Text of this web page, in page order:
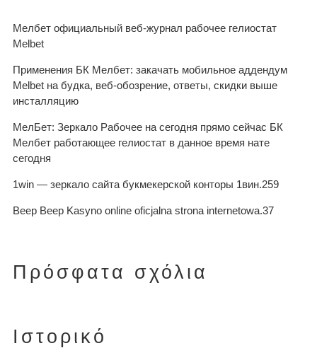
Мелбет официальный веб-журнал рабочее гелиостат
Melbet
Применения БК Мелбет: закачать мобильное аддендум
Melbet на будка, веб-обозрение, ответы, скидки выше
инсталляцию
МелБет: Зеркало Рабочее на сегодня прямо сейчас БК
Мелбет работающее гелиостат в данное время нате
сегодня
1win — зеркало сайта букмекерской конторы 1вин.259
Beep Beep Kasyno online oficjalna strona internetowa.37
Πρόσφατα σχόλια
Ιστορικό